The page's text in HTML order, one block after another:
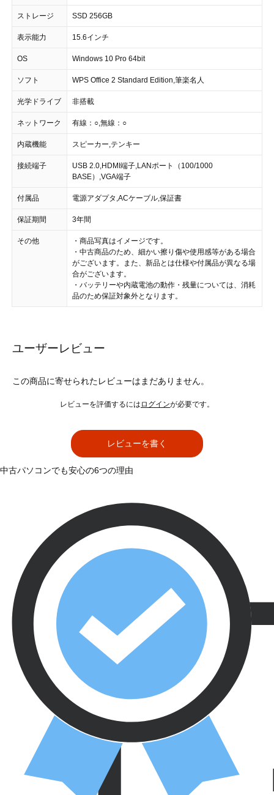
ストレージ SSD 256GB
表示能力 15.6インチ
OS Windows 10 Pro 64bit
ソフト WPS Office 2 Standard Edition,筆楽名人
光学ドライブ 非搭載
ネットワーク 有線：○,無線：○
内蔵機能 スピーカー,テンキー
接続端子
USB 2.0,HDMI端子,LANポート（100/1000
BASE）,VGA端子
付属品 電源アダプタ,ACケーブル,保証書
保証期間 3年間
その他
・商品写真はイメージです。
・中古商品のため、細かい擦り傷や使用感等がある場合
がございます。また、新品とは仕様や付属品が異なる場
合がございます。
・バッテリーや内蔵電池の動作・残量については、消耗
品のため保証対象外となります。
ユーザーレビュー
この商品に寄せられたレビューはまだありません。
レビューを評価するには ログインが必要です。
レビューを書く
中古パソコンでも安心の6つの理由